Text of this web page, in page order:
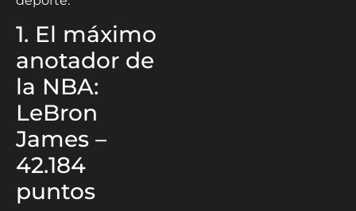
1. El máximo
anotador de
la NBA:
LeBron
James –
42.184
puntos